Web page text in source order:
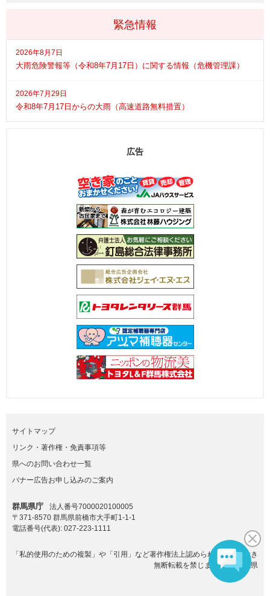
緊急情報
2026年8月7日
大雨危険警報等（令和8年7月17日）に関する情報（危機管理課）
2026年7月29日
令和8年7月17日からの大雨（高速道路無料措置）
広告
サイトマップ
リンク・著作権・免責事項等
県へのお問い合わせ一覧
バナー広告お申し込みのご案内
群馬県庁
法人番号7000020100005
〒371-8570 群馬県前橋市大手町1-1-1
電話番号(代表): 027-223-1111
「私的使用のための複製」や「引用」など著作権法上認められた場合を除き
無断転載を禁じます。(C)群馬県